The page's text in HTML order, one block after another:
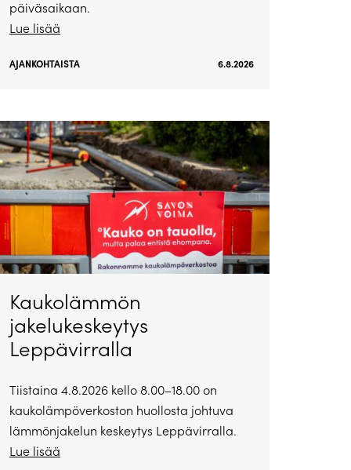
päiväsaikaan.
Lue lisää
AJANKOHTAISTA 6.8.2026
Kaukolämmön
jakelukeskeytys
Leppävirralla
Tiistaina 4.8.2026 kello 8.00–18.00 on
kaukolämpöverkoston huollosta johtuva
lämmönjakelun keskeytys Leppävirralla.
Lue lisää